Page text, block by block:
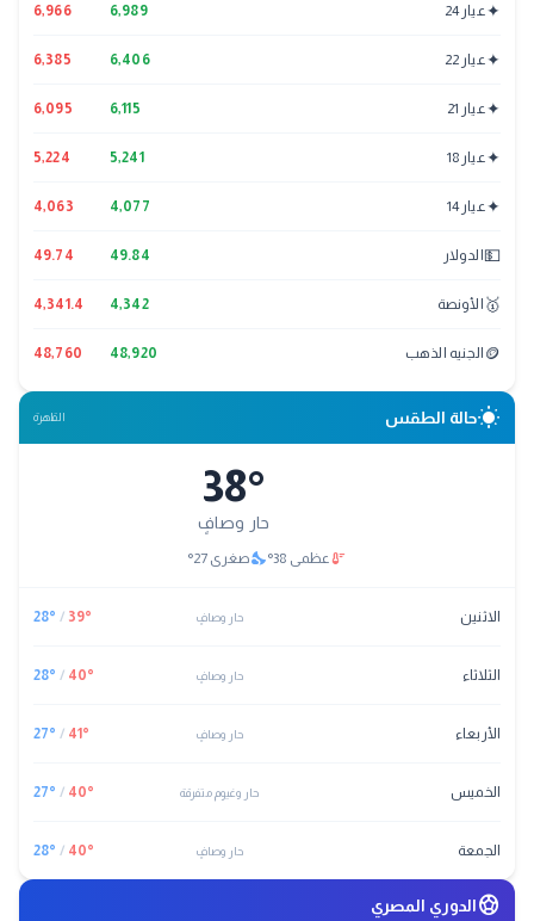
✦عيار 24 6,989
6,966
✦عيار 22 6,406
6,385
✦عيار 21 6,115
6,095
✦عيار 18 5,241
5,224
✦عيار 14 4,077
4,063
💵 الدولار 49.84
49.74
🥇 الأونصة 4,342
4,341.4
🪙 الجنيه الذهب 48,920
48,760
wb_sunnyحالة الطقس القاهرة
38°
حار وصافٍ
thermostatعظمى 38
°
nights_stayصغرى 27
°
الاثنين حار وصافٍ 39°
/
28°
الثلاثاء حار وصافٍ 40°
/
28°
الأربعاء حار وصافٍ 41°
/
27°
الخميس حار وغيوم متفرقة 40°
/
27°
الجمعة حار وصافٍ 40°
/
28°
sports_soccerالدوري المصري